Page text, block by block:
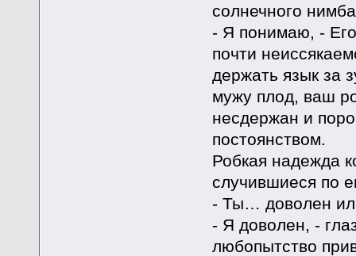
солнечного
- Я понимаю, -
почти
держать язык за
мужу плод, ваш
несдержан и
постоянством.
Робкая надежда
случившиеся по
- Ты… доволен
- Я доволен, -
любопытство